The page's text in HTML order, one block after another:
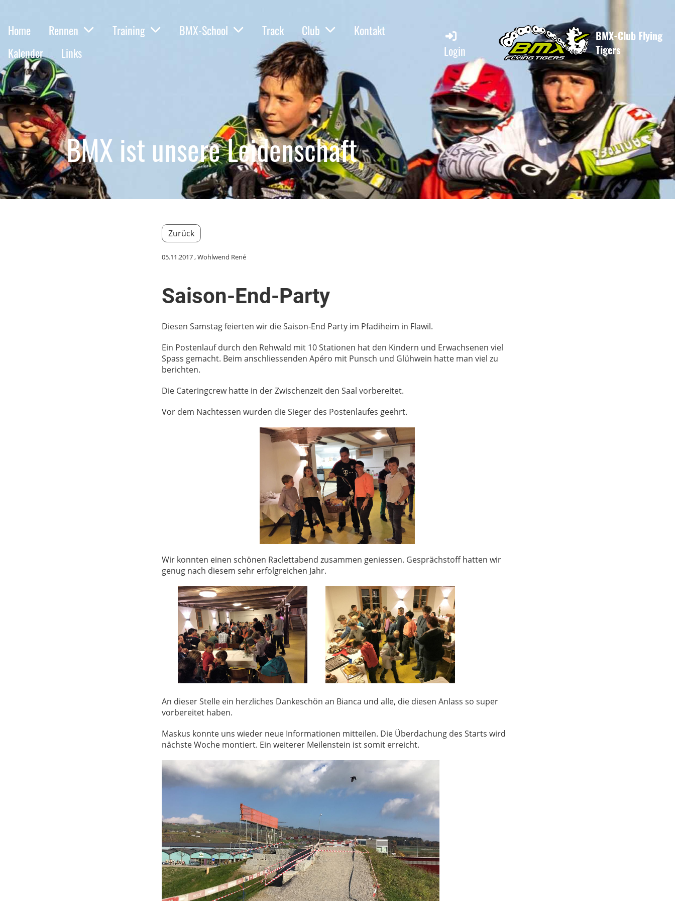
Home Rennen Training BMX-School Track Club
Kontakt
Kalender
Links Login
BMX-Club Flying
Tigers
BMX ist unsere Leidenschaft
Zurück
05.11.2017, Wohlwend René
Saison-End-Party
Diesen Samstag feierten wir die Saison-End Party im Pfadiheim in Flawil.
Ein Postenlauf durch den Rehwald mit 10 Stationen hat den Kindern und Erwachsenen viel
Spass gemacht. Beim anschliessenden Apéro mit Punsch und Glühwein hatte man viel zu
berichten.
Die Cateringcrew hatte in der Zwischenzeit den Saal vorbereitet.
Vor dem Nachtessen wurden die Sieger des Postenlaufes geehrt.
Wir konnten einen schönen Raclettabend zusammen geniessen. Gesprächstoff hatten wir
genug nach diesem sehr erfolgreichen Jahr.
An dieser Stelle ein herzliches Dankeschön an Bianca und alle, die diesen Anlass so super
vorbereitet haben.
Maskus konnte uns wieder neue Informationen mitteilen. Die Überdachung des Starts wird
nächste Woche montiert. Ein weiterer Meilenstein ist somit erreicht.